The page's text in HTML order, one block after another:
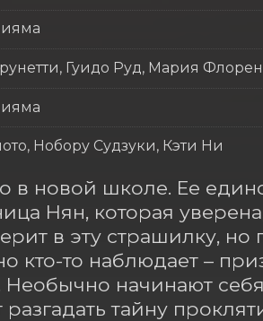
Гуидо Руд, Мария
Нобору Судзуки, Кэти Ни
в новой школе. Ее
Нян, которая
в эту страшилку, но
кто-то наблюдает –
начинают
тайну